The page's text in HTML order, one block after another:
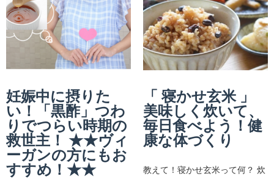
妊娠中に摂りた
い！「黒酢」つわ
りでつらい時期の
救世主！ ★★ヴィ
ーガンの方にもお
すすめ！★★
「 寝かせ玄米 」
美味しく炊いて、
毎日食べよう！健
康な体づくり
教えて！寝かせ玄米って何？ 炊